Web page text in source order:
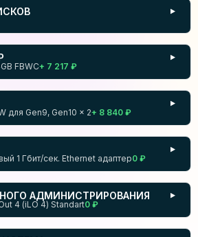
▼
FBWC+ 7 217 ₽
▼
для Gen9, Gen10 × 2+ 8 840 ₽
▼
1 Гбит/сек. Ethernet адаптер0 ₽
▼
АДМИНИСТРИРОВАНИЯ
4 (iLO 4) Standart0 ₽
▼